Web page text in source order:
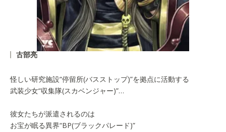
古部亮
怪しい研究施設“停留所(バスストップ)”を拠点に活動する
武装少女“収集隊(スカベンジャー)”…
彼女たちが派遣されるのは
お宝が眠る異界“BP(ブラックパレード)”